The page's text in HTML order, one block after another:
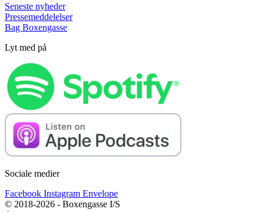
Seneste nyheder
Pressemeddelelser
Bag Boxengasse
Lyt med på
Sociale medier
Facebook Instagram Envelope
© 2018-2026 - Boxengasse I/S